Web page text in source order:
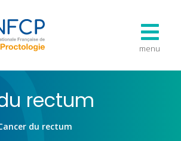
menu
rectum
du rectum